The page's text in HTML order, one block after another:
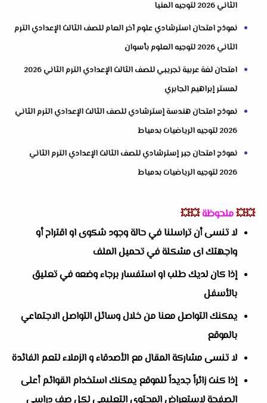
الثاني 2026 لتوجيه المنيا
نموذج امتحان استرشادي علوم آخر العام للصف الثالث الإعدادي الترم
الثاني 2026 لتوجيه العلوم بأسوان
امتحان لغة عربية تجريبي للصف الثالث الإعدادي الترم الثاني 2026
لمستر إبراهيم الجابري
نموذج امتحان هندسة إسترشادي للصف الثالث الإعدادي الترم الثاني
2026 لتوجيه الرياضيات بدمياط
نموذج امتحان جبر إسترشادي للصف الثالث الإعدادي الترم الثاني
2026 لتوجيه الرياضيات بدمياط
💥💥ملحوظة💥💥
لا تنسى أن تراسلنا في حالة وجود شكوى او اقتراح أو
واجهتك اى مشكلة في تحميل الملف
إذا كان لديك طلب او استفسار برجاء وضعه في تعليق
بالأسفل
يمكنك التواصل معنا من خلال وسائل التواصل الاجتماعي
بالموقع
لا تنسى مشاركة المقال مع الأصدقاء و الزملاء لتعم الفائدة
إذا كنت زائراً جديداً للموقع يمكنك استخدام القوائم أعلى